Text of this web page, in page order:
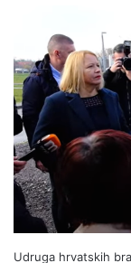
Udruga hrvatskih